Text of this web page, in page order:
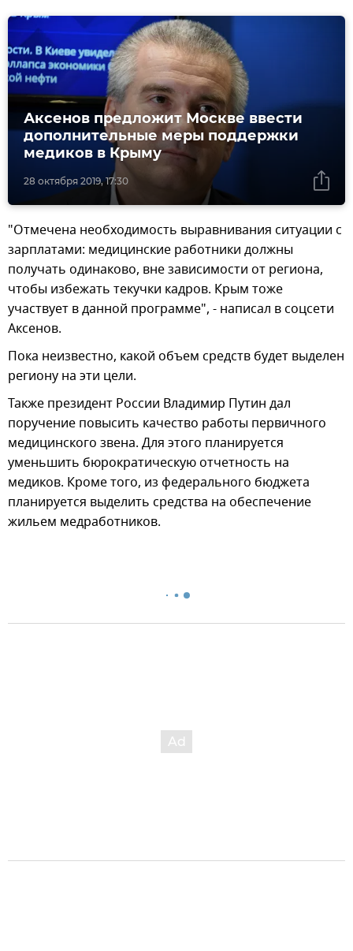
28 октября 2019, 17:30
Аксенов предложит Москве ввести
дополнительные меры поддержки
медиков в Крыму
"Отмечена необходимость выравнивания ситуации с
зарплатами: медицинские работники должны
получать одинаково, вне зависимости от региона,
чтобы избежать текучки кадров. Крым тоже
участвует в данной программе", - написал в соцсети
Аксенов.
Пока неизвестно, какой объем средств будет выделен
региону на эти цели.
Также президент России Владимир Путин дал
поручение повысить качество работы первичного
медицинского звена. Для этого планируется
уменьшить бюрократическую отчетность на
медиков. Кроме того, из федерального бюджета
планируется выделить средства на обеспечение
жильем медработников.